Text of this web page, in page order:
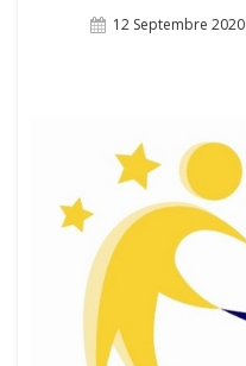
Posted
12 Septembre 2020